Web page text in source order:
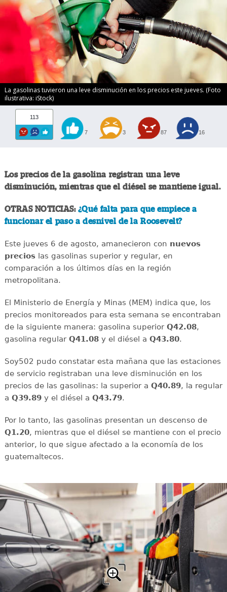
La gasolinas tuvieron una leve disminución en los precios este jueves. (Foto
ilustrativa: iStock)
113
7 3 87 16
Los precios de la gasolina registran una leve
disminución, mientras que el diésel se mantiene igual.
OTRAS NOTICIAS: ¿Qué falta para que empiece a
funcionar el paso a desnivel de la Roosevelt?
Este jueves 6 de agosto, amanecieron con nuevos
precioslas gasolinas superior y regular, en
comparación a los últimos días en la región
metropolitana.
El Ministerio de Energía y Minas (MEM) indica que, los
precios monitoreados para esta semana se encontraban
de la siguiente manera: gasolina superior Q42.08,
gasolina regular Q41.08y el diésel a Q43.80.
Soy502 pudo constatar esta mañana que las estaciones
de servicio registraban una leve disminución en los
precios de las gasolinas: la superior a Q40.89, la regular
a Q39.89y el diésel a Q43.79.
Por lo tanto, las gasolinas presentan un descenso de
Q1.20, mientras que el diésel se mantiene con el precio
anterior, lo que sigue afectado a la economía de los
guatemaltecos.